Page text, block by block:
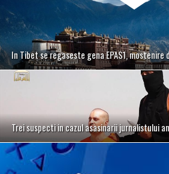
In Tibet se regaseste gena EPAS1, mostenire
Trei suspecti in cazul asasinarii jurnalistului